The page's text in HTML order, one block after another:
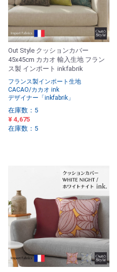
Out Style クッションカバー
45x45cm カカオ 輸入生地 フラン
ス製 インポート inkfabrik
フランス製インポート生地
CACAO/カカオ ink
デザイナー「inkfabrik」
在庫数：5
¥ 4,675
在庫数：5